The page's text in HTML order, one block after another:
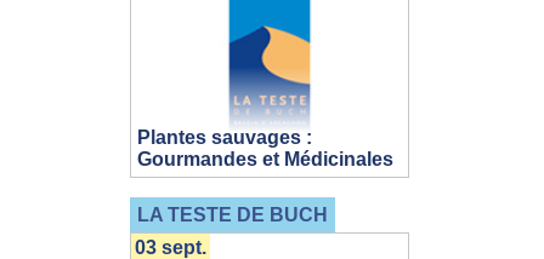
Plantes sauvages :
Gourmandes et Médicinales
LA TESTE DE BUCH
03 sept.